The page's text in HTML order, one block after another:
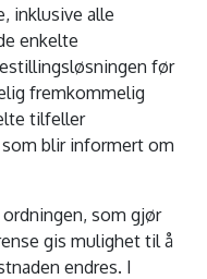
inklusive alle
enkelte
før
fremkommelig
tilfeller
blir informert om
som gjør
gis mulighet til å
endres. I